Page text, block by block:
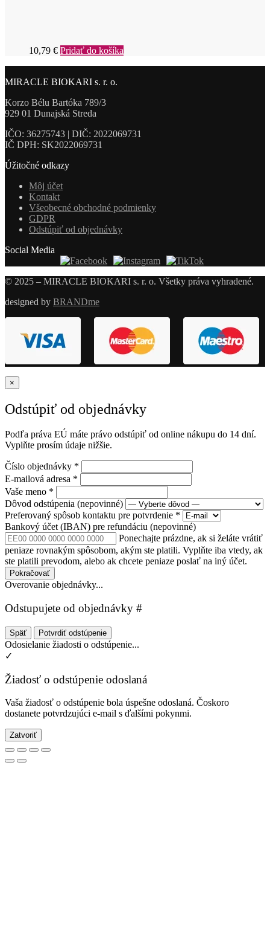
10,79 € Pridať do košíka
MIRACLE BIOKARI s. r. o.
Korzo Bélu Bartóka 789/3
929 01 Dunajská Streda
IČO: 36275743 | DIČ: 2022069731
IČ DPH: SK2022069731
Úžitočné odkazy
Môj účet
Kontakt
Všeobecné obchodné podmienky
GDPR
Odstúpiť od objednávky
Social Media
© 2025 – MIRACLE BIOKARI s. r. o. Všetky práva vyhradené.
designed by BRANDme
×
Odstúpiť od objednávky
Podľa práva EÚ máte právo odstúpiť od online nákupu do 14 dní.
Vyplňte prosím údaje nižšie.
Číslo objednávky *
E-mailová adresa *
Vaše meno *
Dôvod odstúpenia (nepovinné)
Preferovaný spôsob kontaktu pre potvrdenie *
Bankový účet (IBAN) pre refundáciu (nepovinné)
Ponechajte prázdne, ak si želáte vrátiť
peniaze rovnakým spôsobom, akým ste platili. Vyplňte iba vtedy, ak
ste platili prevodom, alebo ak chcete peniaze poslať na iný účet.
Pokračovať
Overovanie objednávky...
Odstupujete od objednávky #
Späť Potvrdiť odstúpenie
Odosielanie žiadosti o odstúpenie...
✓
Žiadosť o odstúpenie odoslaná
Vaša žiadosť o odstúpenie bola úspešne odoslaná. Čoskoro
dostanete potvrdzujúci e-mail s ďalšími pokynmi.
Zatvoriť